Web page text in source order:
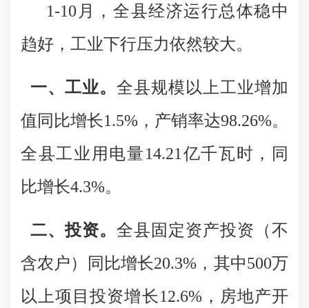
1-10月，全县经济运行总体稳中
趋好，工业下行压力依然较大。
一、工业。 全县规模以上工业增加
值同比增长1.5%，产销率达98.26%。
全县工业用电量14.21亿千瓦时，同
比增长4.3%。
二、投资。 全县固定资产投资（不
含农户）同比增长20.3%，其中500万
以上项目投资增长12.6%，房地产开